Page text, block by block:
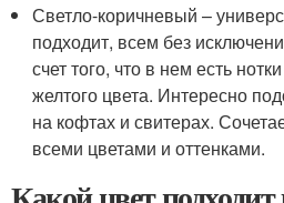
Светло-коричневый –
подходит, всем без
счет того, что в нем есть
желтого цвета. Интересно
на кофтах и свитерах.
всеми цветами и оттенками.